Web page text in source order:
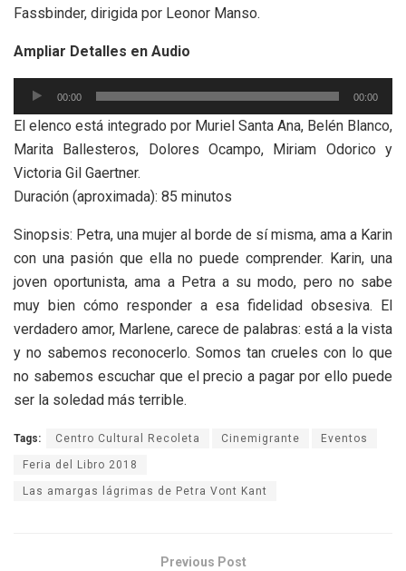
Fassbinder, dirigida por Leonor Manso.
Ampliar Detalles en Audio
Reproductor
de
audio
00:00 00:00
El elenco está integrado por Muriel Santa Ana, Belén Blanco,
Marita Ballesteros, Dolores Ocampo, Miriam Odorico y
Victoria Gil Gaertner.
Duración (aproximada): 85 minutos
Sinopsis: Petra, una mujer al borde de sí misma, ama a Karin
con una pasión que ella no puede comprender. Karin, una
joven oportunista, ama a Petra a su modo, pero no sabe
muy bien cómo responder a esa fidelidad obsesiva. El
verdadero amor, Marlene, carece de palabras: está a la vista
y no sabemos reconocerlo. Somos tan crueles con lo que
no sabemos escuchar que el precio a pagar por ello puede
ser la soledad más terrible.
Tags: Centro Cultural Recoleta Cinemigrante Eventos
Feria del Libro 2018
Las amargas lágrimas de Petra Vont Kant
Previous Post